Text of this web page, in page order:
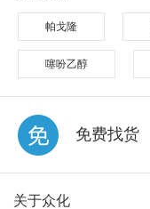
帕戈隆
噻吩乙醇
免费找货
关于众化